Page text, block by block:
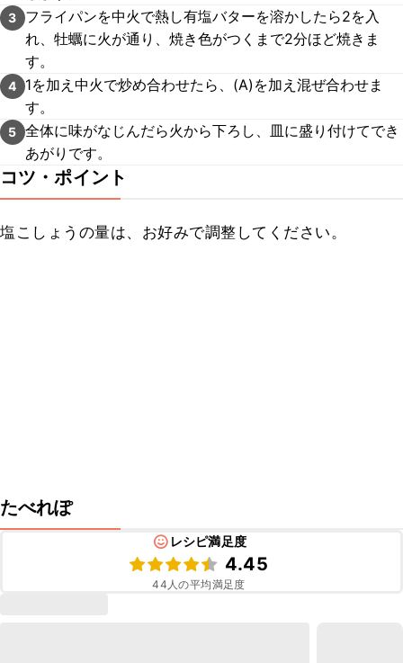
3
フライパンを中火で熱し有塩バターを溶かしたら2を入
れ、牡蠣に火が通り、焼き色がつくまで2分ほど焼きま
す。
4
1を加え中火で炒め合わせたら、(A)を加え混ぜ合わせま
す。
5 全体に味がなじんだら火から下ろし、皿に盛り付けてでき
あがりです。
コツ・ポイント
塩こしょうの量は、お好みで調整してください。
たべれぽ
レシピ満足度
4.45
44 人の平均満足度